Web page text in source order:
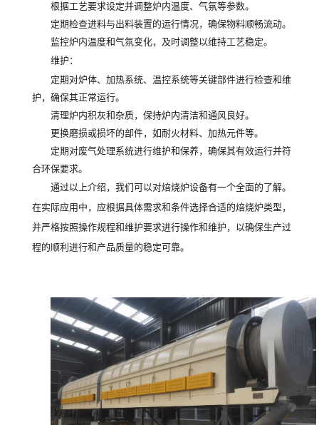
根据工艺要求设定并调整炉内温度、气氛等参数。
定期检查进料与出料装置的运行情况，确保物料顺畅流动。
监控炉内温度和气氛变化，及时调整以维持工艺稳定。
维护 ：
定期对炉体、加热系统、温控系统等关键部件进行检查和维
护，确保其正常运行。
清理炉内积灰和杂质，保持炉内清洁和通风良好。
更换磨损或损坏的部件，如耐火材料、加热元件等。
定期对废气处理系统进行维护和保养，确保其有效运行并符
合环保要求。
通过以上介绍，我们可以对焙烧炉设备有一个全面的了解。
在实际应用中，应根据具体需求和条件选择合适的焙烧炉类型，
并严格按照操作规程和维护要求进行操作和维护，以确保生产过
程的顺利进行和产品质量的稳定可靠。